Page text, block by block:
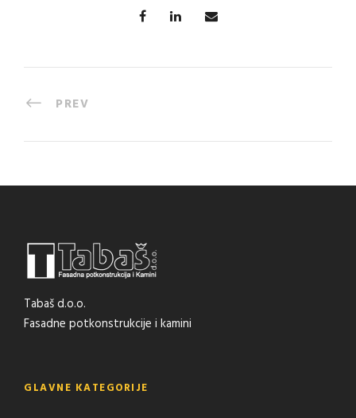
PREV
Tabaš d.o.o.
Fasadne potkonstrukcije i kamini
GLAVNE KATEGORIJE